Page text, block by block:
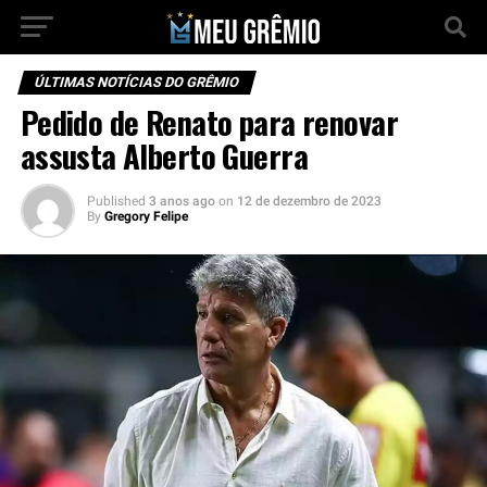
ÚLTIMAS NOTÍCIAS DO GRÊMIO
Pedido de Renato para renovar
assusta Alberto Guerra
Published 3 anos ago on 12 de dezembro de 2023
By Gregory Felipe